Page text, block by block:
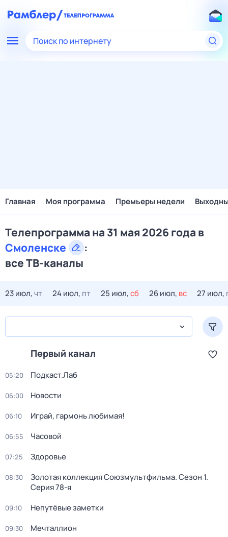
Поиск по интернету
Главная Моя программа Премьеры недели
Телепрограмма на 31 мая 2026 года в
Смоленске
:
все ТВ-каналы
23 июл,чт 24 июл, пт 25 июл,сб 26 июл, вс 27 июл,
Первый канал
05:20 Подкаст.Лаб
06:00 Новости
06:10 Играй, гармонь любимая!
06:55 Часовой
07:25 Здоровье
08:30 Золотая коллекция Союзмультфильма. Сезон 1.
Серия 78-я
09:10 Непутёвые заметки
09:30 Мечталлион